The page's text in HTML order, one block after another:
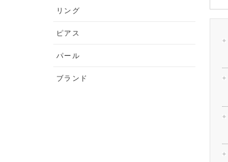
リング
ピアス
パール
ブランド